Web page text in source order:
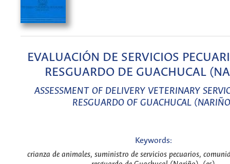
EVALUACIÓN DE SERVICIOS
RESGUARDO DE GUACHUCAL
ASSESSMENT OF DELIVERY VETERINARY
RESGUARDO OF GUACHUCAL
Keywords:
crianza de animales, suministro de servicios pecuarios,